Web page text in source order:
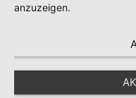
anzuzeigen.